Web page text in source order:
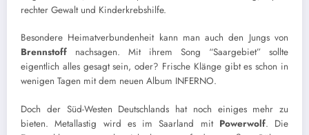
rechter Gewalt und Kinderkrebshilfe.
Besondere Heimatverbundenheit kann man auch den Jungs von
Brennstoff nachsagen. Mit ihrem Song “Saargebiet” sollte
eigentlich alles gesagt sein, oder? Frische Klänge gibt es schon in
wenigen Tagen mit dem neuen Album INFERNO.
Doch der Süd-Westen Deutschlands hat noch einiges mehr zu
bieten. Metallastig wird es im Saarland mit Powerwolf. Die